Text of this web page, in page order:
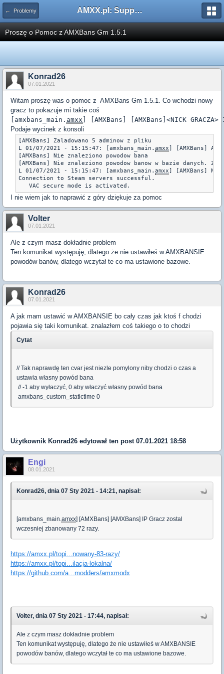
← Problemy AMXX.pl: Support AMX Mod X i SourceMod
Proszę o Pomoc z AMXBans Gm 1.5.1
Konrad26
07.01.2021
Witam proszę was o pomoc z AMXBans Gm 1.5.1. Co wchodzi nowy
gracz to pokazuje mi takie coś
[amxbans_main. amxx ] [AMXBans] [AMXBans]<NICK
Podaje wycinek z konsoli
[AMXBans] Zaladowano 5 adminow z pliku
L 01/07/2021 - 15:15:47: [amxbans_main. amxx] [AMXBans]
[AMXBans] Nie znaleziono powodow bana
[AMXBans] Nie znaleziono powodow banow w bazie danych.
L 01/07/2021 - 15:15:47: [amxbans_main. amxx] [AMXBans] Nie
Connection to Steam servers successful.
I nie wiem jak to naprawić z góry dziękuje za pomoc
Volter
07.01.2021
Ale z czym masz dokładnie problem
Ten komunikat występuję, dlatego że nie ustawiłeś w AMXBANSIE
powodów banów, dlatego wczytał te co ma ustawione bazowe.
Konrad26
07.01.2021
A jak mam ustawić w AMXBANSIE bo cały czas jak ktoś f chodzi
pojawia się taki komunikat. znalazłem coś takiego o to chodzi
Cytat
// Tak naprawdę ten cvar jest niezle pomylony niby chodzi o czas a
ustawia własny powód bana
// -1 aby wyłaczyć, 0 aby właczyć własny powód bana
amxbans_custom_statictime 0
Użytkownik Konrad26 edytował ten post 07.01.2021 18:58
Engi
08.01.2021
Konrad26, dnia 07 Sty 2021 - 14:21, napisał:
[amxbans_main.amxx] [AMXBans] [AMXBans] IP Gracz zostal
wczesniej zbanowany 72 razy.
https://amxx.pl/topi...nowany-83-razy/
https://amxx.pl/topi...ilacja-lokalna/
https://github.com/a...modders/amxmodx
Volter, dnia 07 Sty 2021 - 17:44, napisał:
Ale z czym masz dokładnie problem
Ten komunikat występuję, dlatego że nie ustawiłeś w AMXBANSIE
powodów banów, dlatego wczytał te co ma ustawione bazowe.